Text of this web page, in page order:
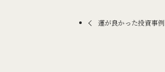
運が良かった投資事例